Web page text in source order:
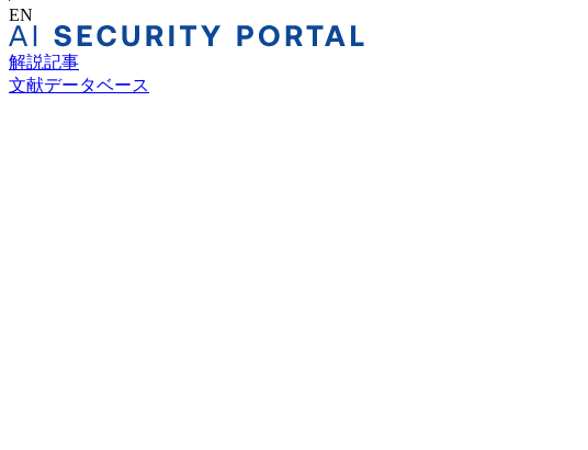
EN
解説記事
文献データベース